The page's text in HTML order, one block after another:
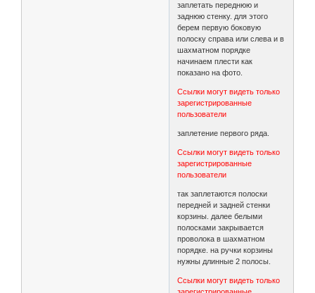
заплетать переднюю и
заднюю стенку. для этого
берем первую боковую
полоску справа или слева и в
шахматном порядке
начинаем плести как
показано на фото.
Ссылки могут видеть только
зарегистрированные
пользователи
заплетение первого ряда.
Ссылки могут видеть только
зарегистрированные
пользователи
так заплетаются полоски
передней и задней стенки
корзины. далее белыми
полосками закрывается
проволока в шахматном
порядке. на ручки корзины
нужны длинные 2 полосы.
Ссылки могут видеть только